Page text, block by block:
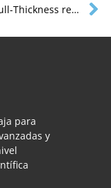
Colonic Full-Thickness resectión with ovesco FTRD device
para
y